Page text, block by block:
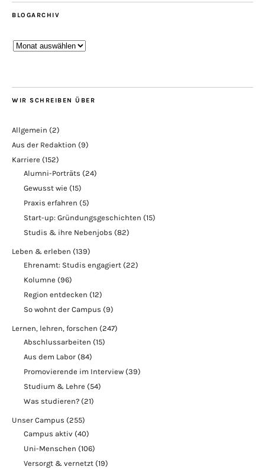
BLOGARCHIV
Blogarchiv
WIR SCHREIBEN ÜBER
Allgemein (2)
Aus der Redaktion (9)
Karriere (152)
Alumni-Porträts (24)
Gewusst wie (15)
Praxis erfahren (5)
Start-up: Gründungsgeschichten (15)
Studis & ihre Nebenjobs (82)
Leben & erleben (139)
Ehrenamt: Studis engagiert (22)
Kolumne (96)
Region entdecken (12)
So wohnt der Campus (9)
Lernen, lehren, forschen (247)
Abschlussarbeiten (15)
Aus dem Labor (84)
Promovierende im Interview (39)
Studium & Lehre (54)
Was studieren? (21)
Unser Campus (255)
Campus aktiv (40)
Uni-Menschen (106)
Versorgt & vernetzt (19)